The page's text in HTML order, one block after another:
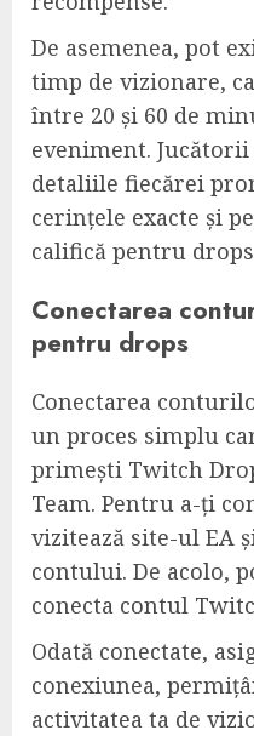
De asemenea, pot
timp de vizionare,
între 20 și 60 de
eveniment.
detaliile fiecărei
cerințele exacte și
califică pentru
Conectarea
pentru drops
Conectarea
un proces simplu
primești Twitch
Team. Pentru a-ți
vizitează site-ul EA
contului. De acolo,
conecta contul
Odată conectate,
conexiunea,
activitatea ta de